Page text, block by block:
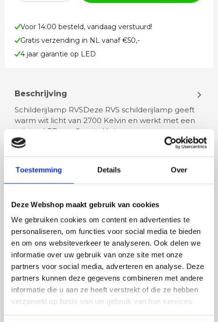
Toestemming Details Over
Deze Webshop maakt gebruik van cookies
We gebruiken cookies om content en advertenties te
personaliseren, om functies voor social media te bieden
en om ons websiteverkeer te analyseren. Ook delen we
informatie over uw gebruik van onze site met onze
partners voor social media, adverteren en analyse. Deze
partners kunnen deze gegevens combineren met andere
informatie die u aan ze heeft verstrekt of die ze hebben
verzameld op basis van uw gebruik van hun services.
Voor 14:00 besteld, vandaag verstuurd!
Gratis verzending in NL vanaf €50,-
4 jaar garantie op LED
Beschrijving
Schilderijlamp RVSDeze RVS schilderijlamp geeft
warm wit licht van 2700 Kelvin en werkt met een
zuinige LED van 8 watt. Het…
Rian
Fijne site waar ik een mooie
lamp heb uitgekozen en
besteld. De volgende dag
werd deze al bezorgd. Super
netjes en veilig verpakt.
Anne
Het bestellen,
leveren verliep vlot en
volledig naar wens.
artikel is zeer mooi
veel sfeer, het is ook
eenvoudig te